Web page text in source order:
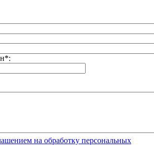
на обработку персональных